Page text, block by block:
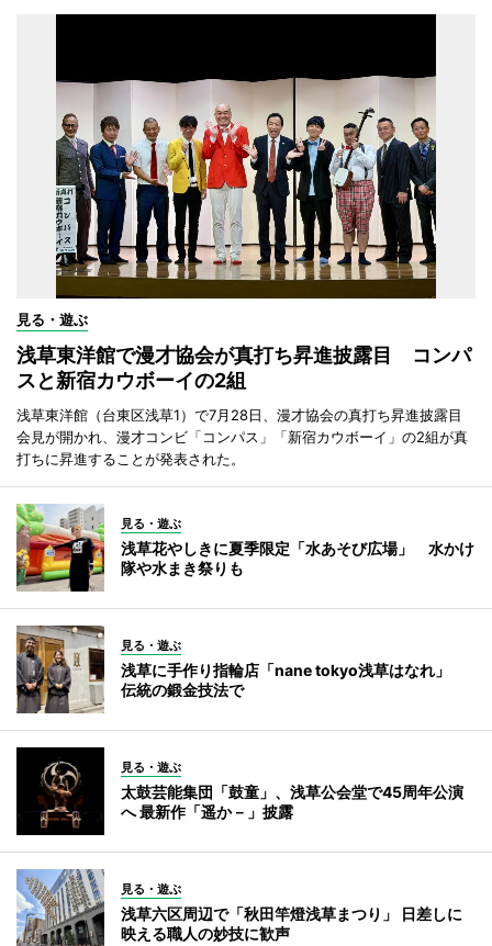
見る・遊ぶ
浅草東洋館で漫才協会が真打ち昇進披露目 コンパ
スと新宿カウボーイの2組
浅草東洋館（台東区浅草1）で7月28日、漫才協会の真打ち昇進披露目
会見が開かれ、漫才コンビ「コンパス」「新宿カウボーイ」の2組が真
打ちに昇進することが発表された。
見る・遊ぶ
浅草花やしきに夏季限定「水あそび広場」 水かけ
隊や水まき祭りも
見る・遊ぶ
浅草に手作り指輪店「nane tokyo浅草はなれ」
伝統の鍛金技法で
見る・遊ぶ
太鼓芸能集団「鼓童」、浅草公会堂で45周年公演
へ 最新作「遥か－」披露
見る・遊ぶ
浅草六区周辺で「秋田竿燈浅草まつり」 日差しに
映える職人の妙技に歓声